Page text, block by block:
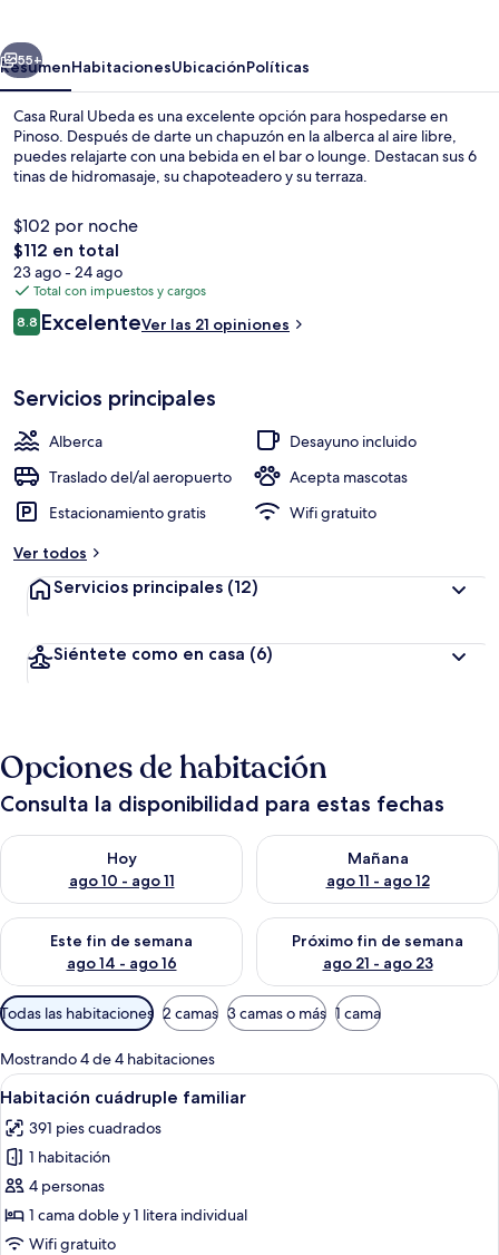
Siguiente
55+
ResumenHabitacionesUbicaciónPolíticas
Casa Rural Ubeda es una excelente opción para hospedarse en
Pinoso. Después de darte un chapuzón en la alberca al aire libre,
puedes relajarte con una bebida en el bar o lounge. Destacan sus 6
tinas de hidromasaje, su chapoteadero y su terraza.
$102 por noche
El
precio
total
es
de
$112 en total
23 ago - 24 ago
Total con impuestos y cargos
Opiniones
8.88.8 de 10,
ExcelenteVer las 21 opiniones
Servicios principales
Alberca
Desayuno incluido
Traslado del/al aeropuerto
Acepta mascotas
Estacionamiento gratis
Wifi gratuito
Ver todos
Servicios principales (12)
Siéntete como en casa (6)
Opciones de habitación
Consulta la disponibilidad para estas fechas
Hoy
ago 10 - ago 11
Consulta la disponibilidad para hoy ago 10 - ago 11
Mañana
ago 11 - ago 12
Consulta la disponibilidad
Este fin de semana
ago 14 - ago 16
Consulta la disponibilidad para este fin de semana ago 14 -
Próximo fin de semana
ago 21 - ago 23
Consulta la disponibilidad
Filtros
disponibles
para
las
habitaciones
Todas las habitaciones 2 camas 3 camas o más 1 cama
Mostrando 4 de 4 habitaciones
Abrir
todas
las
fotos
de
Habitación
cuádruple
Una habitación con dos literas, una
5
Habitación cuádruple familiar
391 pies cuadrados
1 habitación
4 personas
1 cama doble y 1 litera individual
Wifi gratuito